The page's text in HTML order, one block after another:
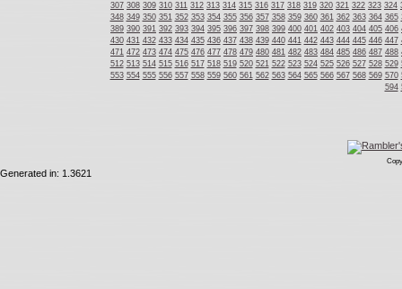
307 308 309 310 311 312 313 314 315 316 317 318 319 320 321 322 323 324
348 349 350 351 352 353 354 355 356 357 358 359 360 361 362 363 364 365
389 390 391 392 393 394 395 396 397 398 399 400 401 402 403 404 405 406
430 431 432 433 434 435 436 437 438 439 440 441 442 443 444 445 446 447
471 472 473 474 475 476 477 478 479 480 481 482 483 484 485 486 487 488
512 513 514 515 516 517 518 519 520 521 522 523 524 525 526 527 528 529
553 554 555 556 557 558 559 560 561 562 563 564 565 566 567 568 569 570
594
Generated in: 1.3621